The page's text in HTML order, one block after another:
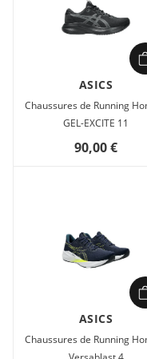
ASICS
Chaussures de Running
GEL-EXCITE 11
90,00 €
ASICS
Chaussures de Running